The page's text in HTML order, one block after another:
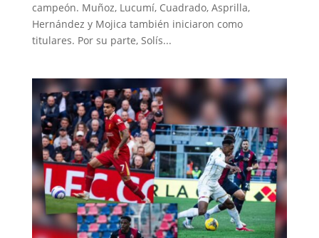
campeón. Muñoz, Lucumí, Cuadrado, Asprilla,
Hernández y Mojica también iniciaron como
titulares. Por su parte, Solís...